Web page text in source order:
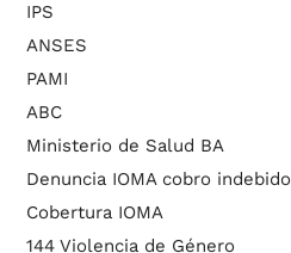
IPS
ANSES
PAMI
ABC
Ministerio de Salud BA
Denuncia IOMA cobro indebido
Cobertura IOMA
144 Violencia de Género